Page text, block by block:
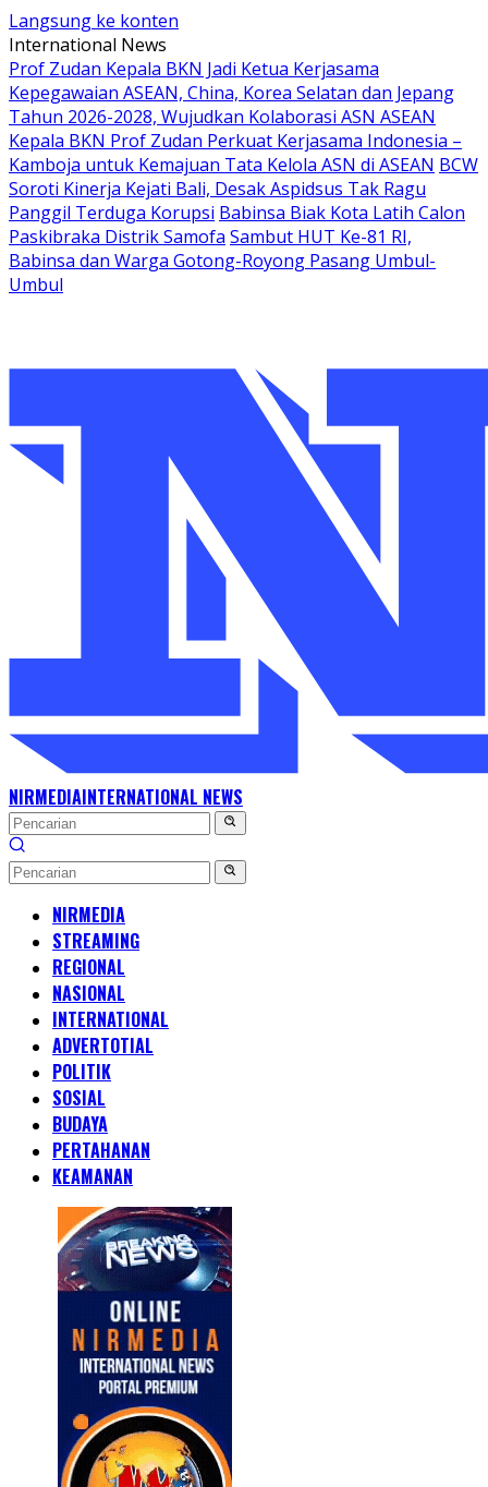
Langsung ke konten
International News
Prof Zudan Kepala BKN Jadi Ketua Kerjasama
Kepegawaian ASEAN, China, Korea Selatan dan Jepang
Tahun 2026-2028, Wujudkan Kolaborasi ASN ASEAN
Kepala BKN Prof Zudan Perkuat Kerjasama Indonesia –
Kamboja untuk Kemajuan Tata Kelola ASN di ASEAN BCW
Soroti Kinerja Kejati Bali, Desak Aspidsus Tak Ragu
Panggil Terduga Korupsi Babinsa Biak Kota Latih Calon
Paskibraka Distrik Samofa Sambut HUT Ke-81 RI,
Babinsa dan Warga Gotong-Royong Pasang Umbul-
Umbul
NIRMEDIAINTERNATIONAL NEWS
NIRMEDIA
STREAMING
REGIONAL
NASIONAL
INTERNATIONAL
ADVERTOTIAL
POLITIK
SOSIAL
BUDAYA
PERTAHANAN
KEAMANAN